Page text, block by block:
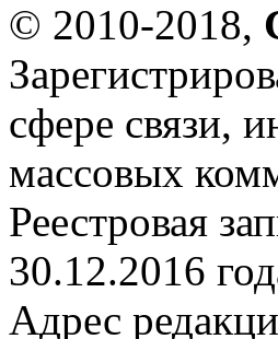
© 2010-2018,
сфере связи,
массовых
Реестровая
30.12.2016
Адрес